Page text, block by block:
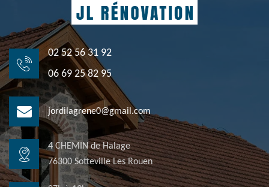
02 52 56 31 92
06 69 25 82 95
jordilagrene0@gmail.com
4 CHEMIN de Halage
76300 Sotteville Les Rouen